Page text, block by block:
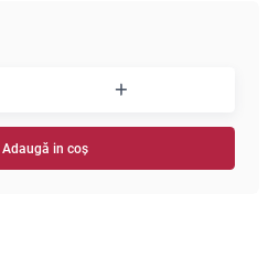
Adaugă in coş